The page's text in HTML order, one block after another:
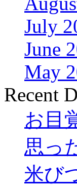
July
June
May
Recent
お目
思っ
米び